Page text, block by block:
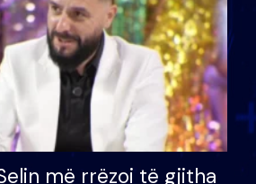
më rrëzoi të gjitha